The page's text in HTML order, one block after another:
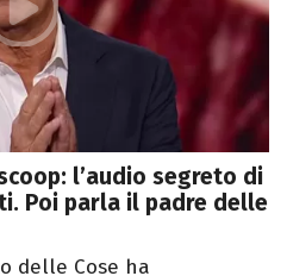
l’audio segreto di
Poi parla il padre delle
delle Cose ha